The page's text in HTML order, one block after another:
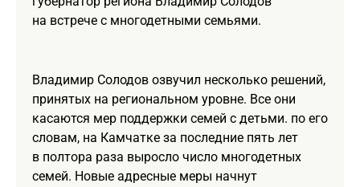
на встрече с многодетными семьями.
Владимир Солодов озвучил несколько решений,
принятых на региональном уровне. Все они
касаются мер поддержки семей с детьми. по его
словам, на Камчатке за последние пять лет
в полтора раза выросло число многодетных
семей. Новые адресные меры начнут